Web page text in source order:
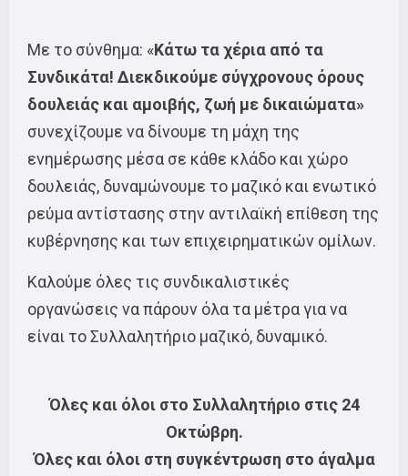
Με το σύνθημα: «Κάτω τα χέρια από τα
Συνδικάτα! Διεκδικούμε σύγχρονους όρους
δουλειάς και αμοιβής, ζωή με δικαιώματα»
συνεχίζουμε να δίνουμε τη μάχη της
ενημέρωσης μέσα σε κάθε κλάδο και χώρο
δουλειάς, δυναμώνουμε το μαζικό και ενωτικό
ρεύμα αντίστασης στην αντιλαϊκή επίθεση της
κυβέρνησης και των επιχειρηματικών ομίλων.
Καλούμε όλες τις συνδικαλιστικές
οργανώσεις να πάρουν όλα τα μέτρα για να
είναι το Συλλαλητήριο μαζικό, δυναμικό.
Όλες και όλοι στο Συλλαλητήριο στις 24
Οκτώβρη.
Όλες και όλοι στη συγκέντρωση στο άγαλμα